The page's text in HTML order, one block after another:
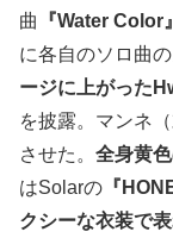
曲
『Water Color』
に各自のソロ曲
ージに上がった
を披露。マンネ
させた。 全身黄
はSolarの 『
クシーな衣装で